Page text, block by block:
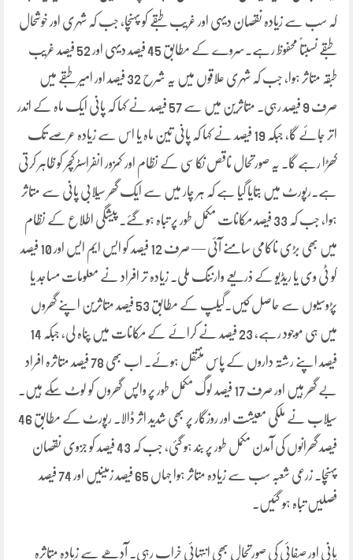
کہ سب سے زیادہ نقصان دیہی اور غریب طبقے کو پہنچا، جب کہ شہری اور خوشحال
طبقے نسبتاً محفوظ رہے۔سروے کے مطابق 45 فیصد دیہی اور 52 فیصد غریب
طبقہ متاثر ہوا، جب کہ شہری علاقوں میں یہ شرح 32 فیصد اور امیر طبقے میں
صرف 9 فیصد رہی۔ متاثرین میں سے 57 فیصد نے کہا کہ پانی ایک ماہ کے اندر
اتر جائے گا، جبکہ 19 فیصد نے کہا کہ پانی تین ماہ یا اس سے زیادہ عرصے تک
کھڑا رہے گا۔ یہ صورتحال ناقص نکاسی کے نظام اور کمزور انفراسٹرکچر کو ظاہر کرتی
ہے۔رپورٹ میں بتایا گیا ہے کہ ہر چار میں سے ایک گھر سیلابی پانی سے متاثر
ہوا، جب کہ 33 فیصد مکانات مکمل طور پر تباہ ہو گئے۔ پیشگی اطلاع کے نظام
میں بھی بڑی ناکامی سامنے آئی — صرف 12 فیصد کو ایس ایم ایس اور 10 فیصد
کو ٹی وی یا ریڈیو کے ذریعے وارننگ ملی۔ زیادہ تر افراد نے معلومات مساجد یا
پڑوسیوں سے حاصل کیں۔گیلپ کے مطابق 53 فیصد متاثرین اپنے گھروں
میں ہی موجود رہے، 23 فیصد نے کرائے کے مکانات میں پناہ لی، جبکہ 14
فیصد اپنے رشتہ داروں کے پاس منتقل ہوئے۔ اب بھی 78 فیصد متاثرہ افراد
بے گھر ہیں اور صرف 17 فیصد لوگ مکمل طور پر واپس گھروں کو لوٹ سکے ہیں۔
سیلاب نے ملکی معیشت اور روزگار پر بھی شدید اثر ڈالا۔ رپورٹ کے مطابق 46
فیصد گھرانوں کی آمدن مکمل طور پر بند ہو گئی، جب کہ 43 فیصد کو جزوی نقصان
پہنچا۔ زرعی شعبہ سب سے زیادہ متاثر ہوا جہاں 65 فیصد زمینیں اور 74 فیصد
فصلیں تباہ ہو گئیں۔
پانی اور صفائی کی صورتحال بھی انتہائی خراب رہی۔ آدھے سے زیادہ متاثرہ